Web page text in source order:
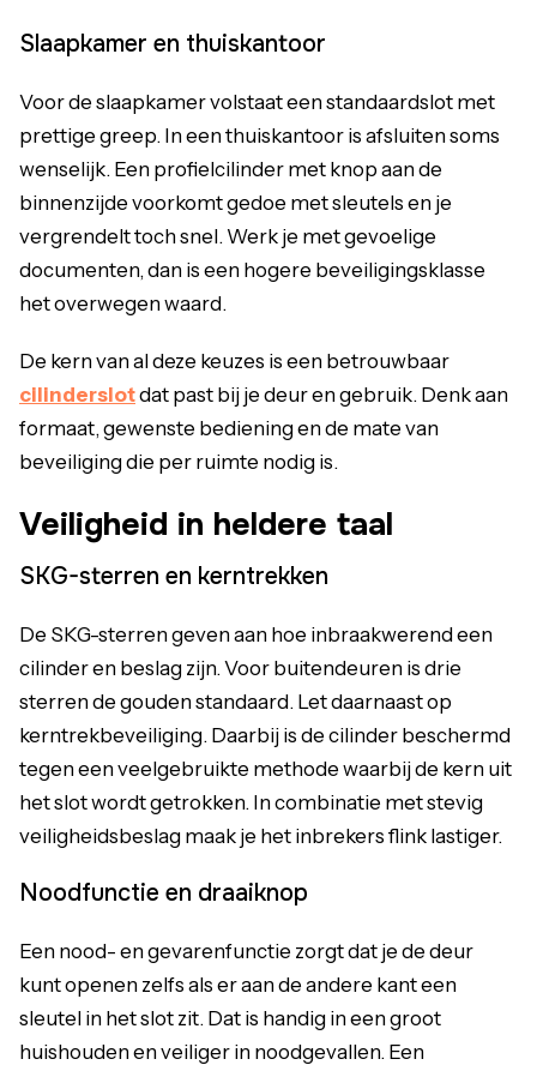
Slaapkamer en thuiskantoor
Voor de slaapkamer volstaat een standaardslot met
prettige greep. In een thuiskantoor is afsluiten soms
wenselijk. Een profielcilinder met knop aan de
binnenzijde voorkomt gedoe met sleutels en je
vergrendelt toch snel. Werk je met gevoelige
documenten, dan is een hogere beveiligingsklasse
het overwegen waard.
De kern van al deze keuzes is een betrouwbaar
cilinderslotdat past bij je deur en gebruik. Denk aan
formaat, gewenste bediening en de mate van
beveiliging die per ruimte nodig is.
Veiligheid in heldere taal
SKG-sterren en kerntrekken
De SKG-sterren geven aan hoe inbraakwerend een
cilinder en beslag zijn. Voor buitendeuren is drie
sterren de gouden standaard. Let daarnaast op
kerntrekbeveiliging. Daarbij is de cilinder beschermd
tegen een veelgebruikte methode waarbij de kern uit
het slot wordt getrokken. In combinatie met stevig
veiligheidsbeslag maak je het inbrekers flink lastiger.
Noodfunctie en draaiknop
Een nood- en gevarenfunctie zorgt dat je de deur
kunt openen zelfs als er aan de andere kant een
sleutel in het slot zit. Dat is handig in een groot
huishouden en veiliger in noodgevallen. Een